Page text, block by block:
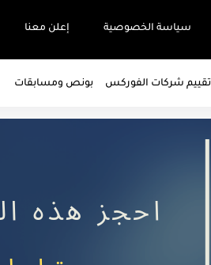
سياسة الخصوصية إعلن معنا
تقييم شركات الفوركس بونص ومسابقات